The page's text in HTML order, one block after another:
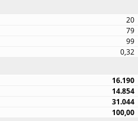
20
79
99
0,32
16.190
14.854
31.044
100,00